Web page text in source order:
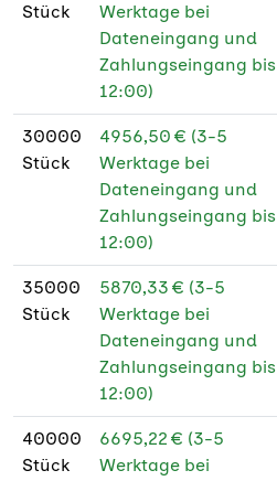
Stück
Werktage bei
Dateneingang und
Zahlungseingang bis
12:00)
30000
Stück
4956,50 € (3-5
Werktage bei
Dateneingang und
Zahlungseingang bis
12:00)
35000
Stück
5870,33 € (3-5
Werktage bei
Dateneingang und
Zahlungseingang bis
12:00)
40000
Stück
6695,22 € (3-5
Werktage bei